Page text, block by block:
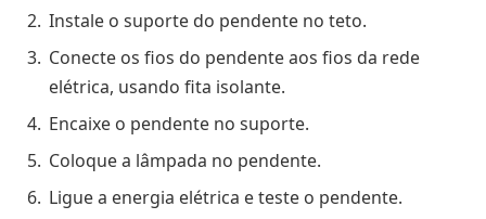
Instale o suporte do pendente no teto.
Conecte os fios do pendente aos fios da rede
elétrica, usando fita isolante.
Encaixe o pendente no suporte.
Coloque a lâmpada no pendente.
Ligue a energia elétrica e teste o pendente.